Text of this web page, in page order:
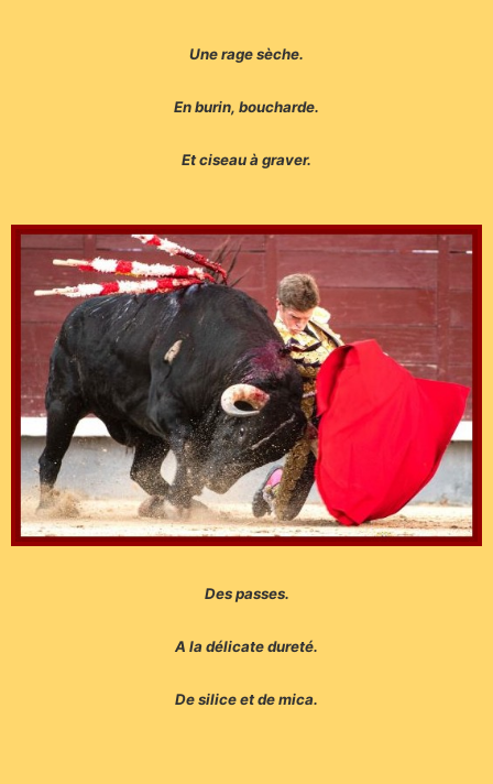
Une rage sèche.
En burin, boucharde.
Et ciseau à graver.
Des passes.
A la délicate dureté.
De silice et de mica.